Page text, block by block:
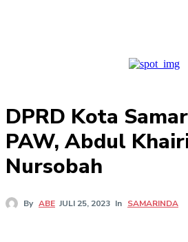
DPRD Kota
PAW, Abdul
Nursobah
By ABE JULI 25, 2023 In SAMARINDA